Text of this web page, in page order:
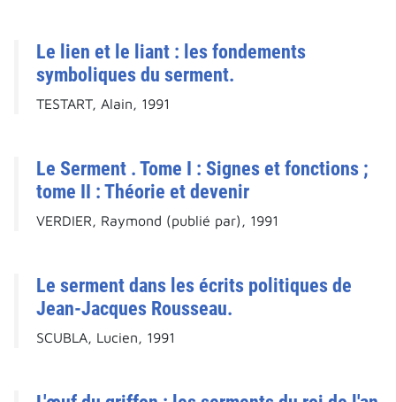
Le lien et le liant : les fondements
symboliques du serment.
TESTART, Alain, 1991
Le Serment . Tome I : Signes et fonctions ;
tome II : Théorie et devenir
VERDIER, Raymond (publié par), 1991
Le serment dans les écrits politiques de
Jean-Jacques Rousseau.
SCUBLA, Lucien, 1991